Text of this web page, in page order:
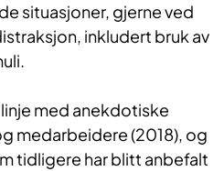
situasjoner, gjerne ved
inkludert bruk av
med anekdotiske
medarbeidere (2018), og
tidligere har blitt anbefalt